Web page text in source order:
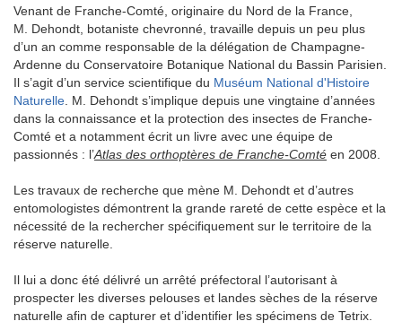
Venant de Franche-Comté, originaire du Nord de la France,
M. Dehondt, botaniste chevronné, travaille depuis un peu plus
d’un an comme responsable de la délégation de Champagne-
Ardenne du Conservatoire Botanique National du Bassin Parisien.
Il s’agit d’un service scientifique du Muséum National d'Histoire
Naturelle . M. Dehondt s’implique depuis une vingtaine d’années
dans la connaissance et la protection des insectes de Franche-
Comté et a notamment écrit un livre avec une équipe de
passionnés : l’Atlas des orthoptères de Franche-Comté en 2008.
Les travaux de recherche que mène M. Dehondt et d’autres
entomologistes démontrent la grande rareté de cette espèce et la
nécessité de la rechercher spécifiquement sur le territoire de la
réserve naturelle.
Il lui a donc été délivré un arrêté préfectoral l’autorisant à
prospecter les diverses pelouses et landes sèches de la réserve
naturelle afin de capturer et d’identifier les spécimens de Tetrix.